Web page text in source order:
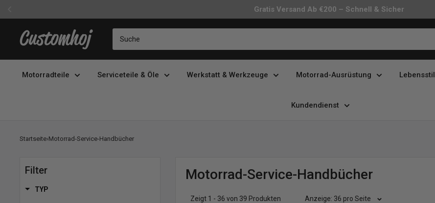
Gratis Versand Ab €200 – Schnell & Sicher
Customhoj
Motorradteile Serviceteile & Öle Werkstatt & Werkzeuge Motorrad-Ausrüstung Lebensstil
Kundendienst
Startseite›Motorrad-Service-Handbücher
Filter
TYP
Motorrad-Service-Handbücher
Zeigt 1 - 36 von 39 Produkten Anzeige: 36 pro Seite